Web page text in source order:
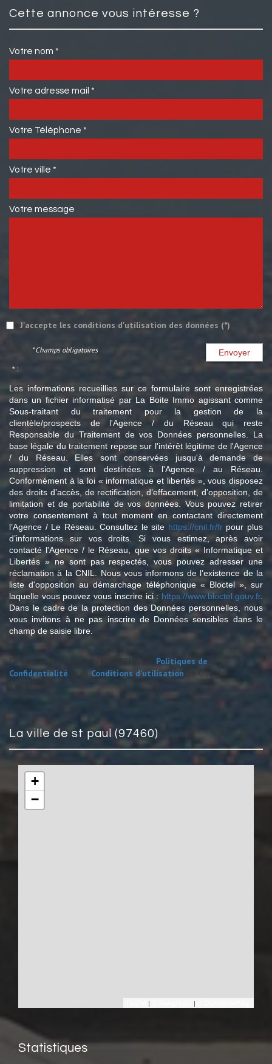
cette annonce vous intéresse ?
Votre nom *
Votre adresse mail *
Votre Téléphone *
Votre ville *
Votre message
J'accepte les conditions d'utilisation des données (*)
Envoyer
* Champs obligatoires
* :
Les informations recueillies sur ce formulaire sont enregistrées
dans un fichier informatisé par La Boite Immo agissant comme
Sous-traitant du traitement pour la gestion de la
clientèle/prospects de l'Agence / du Réseau qui reste
Responsable du Traitement de vos Données personnelles. La
base légale du traitement repose sur l'intérêt légitime de l'Agence
/ du Réseau. Elles sont conservées jusqu'à demande de
suppression et sont destinées à l'Agence / au Réseau.
Conformément à la loi « informatique et libertés », vous disposez
des droits d’accès, de rectification, d’effacement, d’opposition, de
limitation et de portabilité de vos données. Vous pouvez retirer
votre consentement à tout moment en contactant directement
l’Agence / Le Réseau. Consultez le site https://cnil.fr/frpour plus
d’informations sur vos droits. Si vous estimez, après avoir
contacté l'Agence / le Réseau, que vos droits « Informatique et
Libertés » ne sont pas respectés, vous pouvez adresser une
réclamation à la CNIL. Nous vous informons de l’existence de la
liste d'opposition au démarchage téléphonique « Bloctel », sur
laquelle vous pouvez vous inscrire ici : https://www.bloctel.gouv.fr.
Dans le cadre de la protection des Données personnelles, nous
vous invitons à ne pas inscrire de Données sensibles dans le
champ de saisie libre.
Ce site est protégé par reCAPTCHA, les Politiques de
Confidentialité et esConditions d'utilisation de Google
la ville de st paul (97460)
+
−
| |
Statistiques